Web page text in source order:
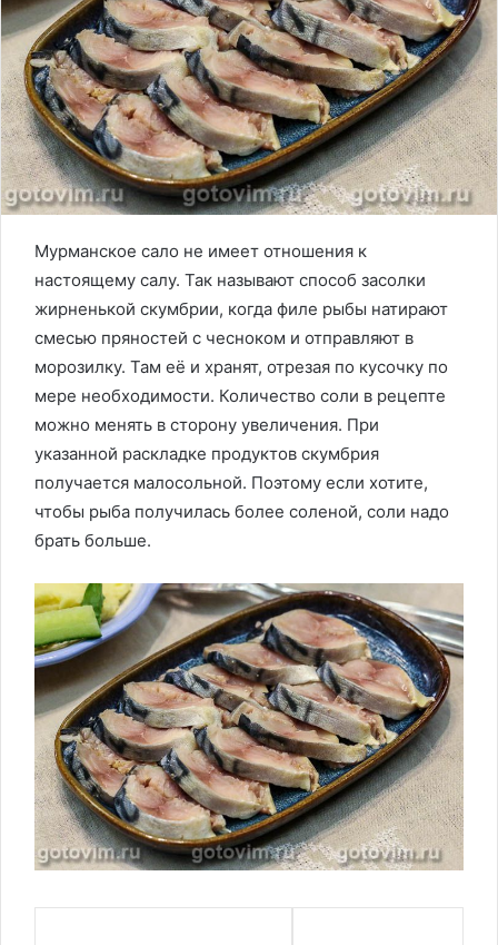
Мурманское сало не имеет отношения к
настоящему салу. Так называют способ засолки
жирненькой скумбрии, когда филе рыбы натирают
смесью пряностей с чесноком и отправляют в
морозилку. Там её и хранят, отрезая по кусочку по
мере необходимости. Количество соли в рецепте
можно менять в сторону увеличения. При
указанной раскладке продуктов скумбрия
получается малосольной. Поэтому если хотите,
чтобы рыба получилась более соленой, соли надо
брать больше.